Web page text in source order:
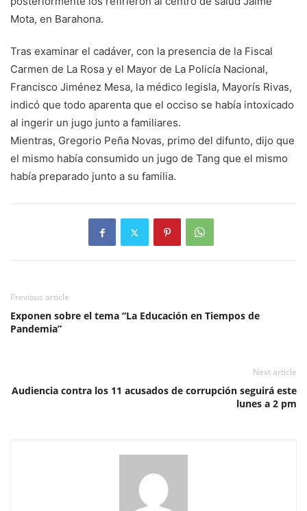
Mota, en Barahona.
Tras examinar el cadáver, con la presencia de la Fiscal
Carmen de La Rosa y el Mayor de La Policía Nacional,
Francisco Jiménez Mesa, la médico legisla, Mayorís Rivas,
indicó que todo aparenta que el occiso se había intoxicado
al ingerir un jugo junto a familiares.
Mientras, Gregorio Peña Novas, primo del difunto, dijo que
el mismo había consumido un jugo de Tang que el mismo
había preparado junto a su familia.
Previous article
Exponen sobre el tema “La Educación en Tiempos de
Pandemia”
Next article
Audiencia contra los 11 acusados de corrupción seguirá este
lunes a 2 pm